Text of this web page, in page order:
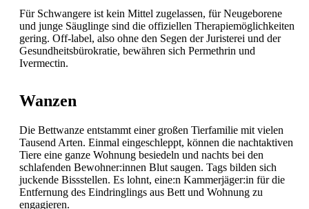
Für Schwangere ist kein Mittel zugelassen, für Neugeborene
und junge Säuglinge sind die offiziellen Therapiemöglichkeiten
gering. Off-label, also ohne den Segen der Juristerei und der
Gesundheitsbürokratie, bewähren sich Permethrin und
Ivermectin.
Wanzen
Die Bettwanze entstammt einer großen Tierfamilie mit vielen
Tausend Arten. Einmal eingeschleppt, können die nachtaktiven
Tiere eine ganze Wohnung besiedeln und nachts bei den
schlafenden Bewohner:innen Blut saugen. Tags bilden sich
juckende Bissstellen. Es lohnt, eine:n Kammerjäger:in für die
Entfernung des Eindringlings aus Bett und Wohnung zu
engagieren.